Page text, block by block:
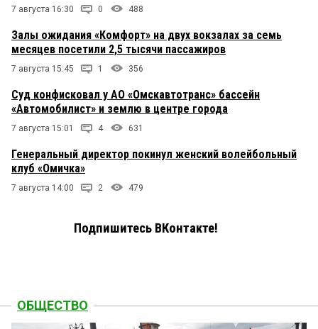
7 августа 16:30 0 488
Залы ожидания «Комфорт» на двух вокзалах за семь
месяцев посетили 2,5 тысячи пассажиров
7 августа 15:45 1 356
Суд конфисковал у АО «Омскавтотранс» бассейн
«Автомобилист» и землю в центре города
7 августа 15:01 4 631
Генеральный директор покинул женский волейбольный
клуб «Омичка»
7 августа 14:00 2 479
Подпишитесь ВКонтакте!
ОБЩЕСТВО